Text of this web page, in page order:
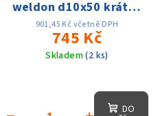
weldon d10x50 krátký
DIN69871 AD
901,45 Kč včetně DPH
745 Kč
Skladem(2 ks)
DO